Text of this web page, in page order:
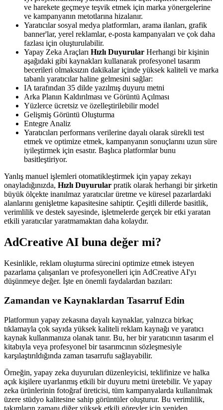
ve harekete geçmeye teşvik etmek için marka yönergelerine
ve kampanyanın metotlarına hizalanır.
Yaratıcılar sosyal medya platformları, arama ilanları, grafik
banner'lar, yerel reklamlar, e-posta kampanyaları ve çok daha
fazlası için oluşturulabilir.
Yapay Zeka Araçları Hızlı Duyurular Herhangi bir kişinin
aşağıdaki gibi kaynakları kullanarak profesyonel tasarım
becerileri olmaksızın dakikalar içinde yüksek kaliteli ve marka
tabanlı yaratıcılar haline gelmesini sağlar:
IA tarafından 35 dilde yazılmış duyuru metni
Arka Planın Kaldırılması ve Görüntü Açılması
Yüzlerce ücretsiz ve özelleştirilebilir model
Gelişmiş Görüntü Oluşturma
Entegre Analiz
Yaratıcıları performans verilerine dayalı olarak sürekli test
etmek ve optimize etmek, kampanyanın sonuçlarını uzun süre
iyileştirmek için esastır. Başlıca platformlar bunu
basitleştiriyor.
Yanlış manuel işlemleri otomatikleştirmek için yapay zekayı
onayladığınızda, Hızlı Duyurular pratik olarak herhangi bir şirketin
büyük ölçekte inanılmaz yaratıcılar üretme ve küresel pazarlardaki
alanlarını genişletme kapasitesine sahiptir. Çeşitli dillerde basitlik,
verimlilik ve destek sayesinde, işletmelerde gerçek bir etki yaratan
etkili yaratıcılar yaratmamaktan daha kolaydır.
AdCreative AI buna değer mi?
Kesinlikle, reklam oluşturma sürecini optimize etmek isteyen
pazarlama çalışanları ve profesyonelleri için AdCreative AI'yı
düşünmeye değer. İşte en önemli faydalardan bazıları:
Zamandan ve Kaynaklardan Tasarruf Edin
Platformun yapay zekasına dayalı kaynaklar, yalnızca birkaç
tıklamayla çok sayıda yüksek kaliteli reklam kaynağı ve yaratıcı
kaynak kullanmanıza olanak tanır. Bu, her bir yaratıcının tasarım el
kitabıyla veya profesyonel bir tasarımcının sözleşmesiyle
karşılaştırıldığında zaman tasarrufu sağlayabilir.
Örneğin, yapay zeka duyuruları düzenleyicisi, teklifinize ve halka
açık kişilere uyarlanmış etkili bir duyuru metni üretebilir. Ve yapay
zeka ürünlerinin fotoğraf üreticisi, tüm kampanyalarda kullanılmak
üzere stüdyo kalitesine sahip görüntüler oluşturur. Bu verimlilik,
takımların zamanı diğer yüksek etkili görevler için yeniden